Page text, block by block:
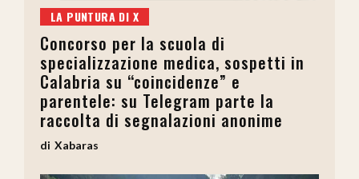
LA PUNTURA DI X
Concorso per la scuola di
specializzazione medica, sospetti in
Calabria su “coincidenze” e
parentele: su Telegram parte la
raccolta di segnalazioni anonime
Xabaras